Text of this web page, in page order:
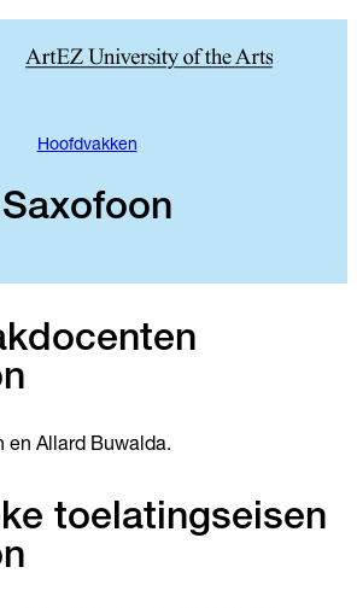
Hoofdvakken
Saxofoon
en Allard Buwalda.
toelatingseisen